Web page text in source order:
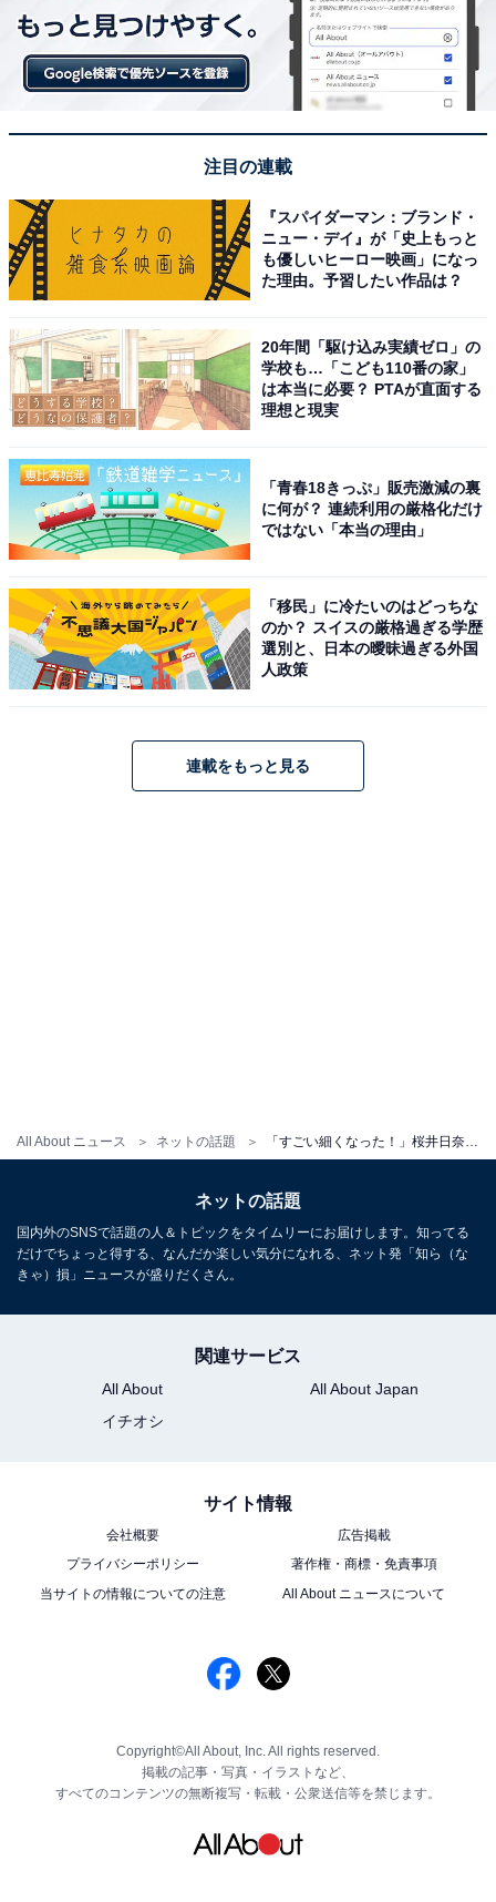
All About ニュース ネットの話題 「すごい細くなった！」桜井日奈子、スリムな美脚際立つ表紙ショット公開！「すっぴんに近いのかな？」
注目の連載
『スパイダーマン：ブランド・
ニュー・デイ』が「史上もっと
も優しいヒーロー映画」になっ
た理由。予習したい作品は？
20年間「駆け込み実績ゼロ」の
学校も…「こども110番の家」
は本当に必要？ PTAが直面する
理想と現実
「青春18きっぷ」販売激減の裏
に何が？ 連続利用の厳格化だけ
ではない「本当の理由」
「移民」に冷たいのはどっちな
のか？ スイスの厳格過ぎる学歴
選別と、日本の曖昧過ぎる外国
人政策
連載をもっと見る
ネットの話題
国内外のSNSで話題の人＆トピックをタイムリーにお届けします。知ってる
だけでちょっと得する、なんだか楽しい気分になれる、ネット発「知ら（な
きゃ）損」ニュースが盛りだくさん。
関連サービス
All About
All About Japan
イチオシ
サイト情報
会社概要
広告掲載
プライバシーポリシー
著作権・商標・免責事項
当サイトの情報についての注意
All About ニュースについて
Copyright©All About, Inc. All rights reserved.
掲載の記事・写真・イラストなど、
すべてのコンテンツの無断複写・転載・公衆送信等を禁じます。